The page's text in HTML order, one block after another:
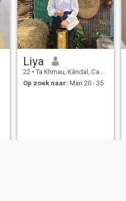
Liya
22 • Ta Khmau, Kândal, Cambodja
Op zoek naar: Man 20 - 35